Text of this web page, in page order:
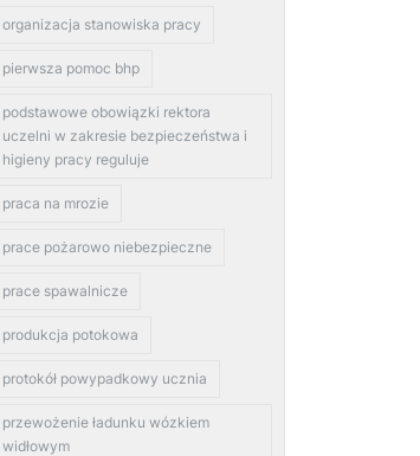
organizacja stanowiska pracy
pierwsza pomoc bhp
podstawowe obowiązki rektora
uczelni w zakresie bezpieczeństwa i
higieny pracy reguluje
praca na mrozie
prace pożarowo niebezpieczne
prace spawalnicze
produkcja potokowa
protokół powypadkowy ucznia
przewożenie ładunku wózkiem
widłowym